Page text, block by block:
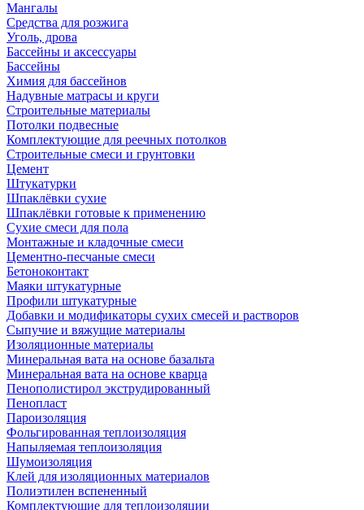
Мангалы
Средства для розжига
Уголь, дрова
Бассейны и аксессуары
Бассейны
Химия для бассейнов
Надувные матрасы и круги
Строительные материалы
Потолки подвесные
Комплектующие для реечных потолков
Строительные смеси и грунтовки
Цемент
Штукатурки
Шпаклёвки сухие
Шпаклёвки готовые к применению
Сухие смеси для пола
Монтажные и кладочные смеси
Цементно-песчаные смеси
Бетоноконтакт
Маяки штукатурные
Профили штукатурные
Добавки и модификаторы сухих смесей и растворов
Сыпучие и вяжущие материалы
Изоляционные материалы
Минеральная вата на основе базальта
Минеральная вата на основе кварца
Пенополистирол экструдированный
Пенопласт
Пароизоляция
Фольгированная теплоизоляция
Напыляемая теплоизоляция
Шумоизоляция
Клей для изоляционных материалов
Полиэтилен вспененный
Комплектующие для теплоизоляции